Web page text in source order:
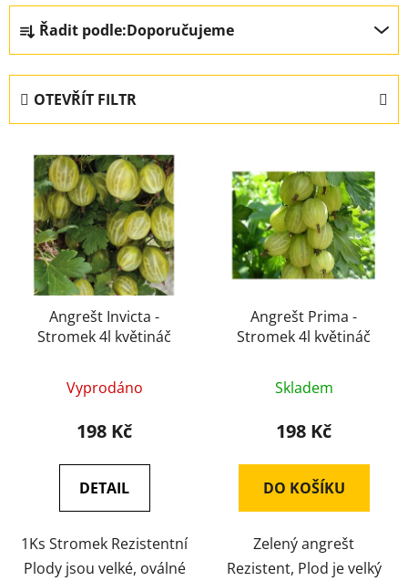
Ř
a
z
n
Řadit podle:Doporučujeme
OTEVŘÍT FILTR
Angrešt Invicta -
Stromek 4l květináč
Vyprodáno
198 Kč
DETAIL
1Ks Stromek Rezistentní
Plody jsou velké, oválné
Angrešt Prima -
Stromek 4l květináč
Skladem
198 Kč
DO KOŠÍKU
Zelený angrešt
Rezistent, Plod je velký